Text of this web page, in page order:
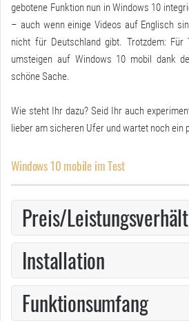
gebotene Funktion nun in Windows 10
– auch wenn einige Videos auf Englisch
nicht für Deutschland gibt. Trotzdem: Für
umsteigen auf Windows 10 mobil dank
schöne Sache.
Wie steht Ihr dazu? Seid Ihr auch
lieber am sicheren Ufer und wartet noch ein
Windows 10 mobile im Test
Preis/
Installation
Funktionsumfang